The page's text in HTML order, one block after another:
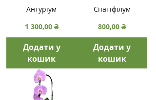
Антуріум
Ціна
1 300,00 ₴
Додати у
кошик
Спатіфілум
Ціна
800,00 ₴
Додати у
кошик